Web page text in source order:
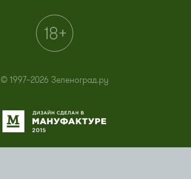
© 1997–2026 Зеленоград.ру